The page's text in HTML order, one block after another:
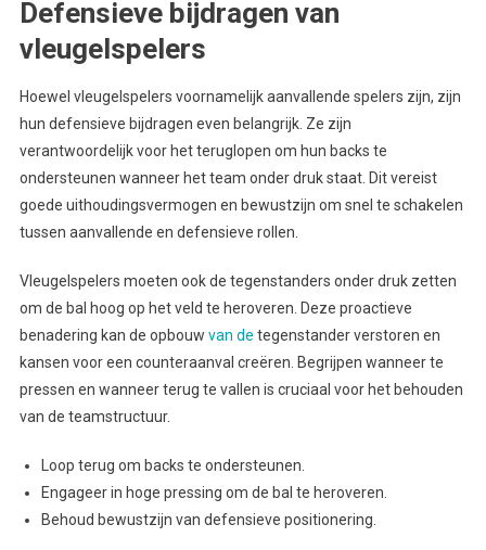
Defensieve bijdragen van
vleugelspelers
Hoewel vleugelspelers voornamelijk aanvallende spelers zijn, zijn
hun defensieve bijdragen even belangrijk. Ze zijn
verantwoordelijk voor het teruglopen om hun backs te
ondersteunen wanneer het team onder druk staat. Dit vereist
goede uithoudingsvermogen en bewustzijn om snel te schakelen
tussen aanvallende en defensieve rollen.
Vleugelspelers moeten ook de tegenstanders onder druk zetten
om de bal hoog op het veld te heroveren. Deze proactieve
benadering kan de opbouw van de tegenstander verstoren en
kansen voor een counteraanval creëren. Begrijpen wanneer te
pressen en wanneer terug te vallen is cruciaal voor het behouden
van de teamstructuur.
Loop terug om backs te ondersteunen.
Engageer in hoge pressing om de bal te heroveren.
Behoud bewustzijn van defensieve positionering.